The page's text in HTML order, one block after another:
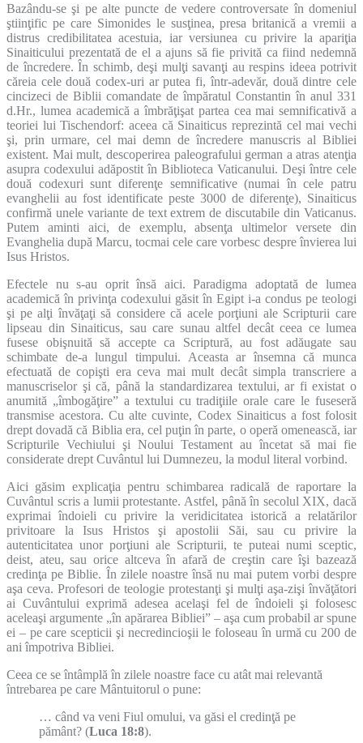
Bazându-se şi pe alte puncte de vedere controversate în domeniul
ştiinţific pe care Simonides le susţinea, presa britanică a vremii a
distrus credibilitatea acestuia, iar versiunea cu privire la apariţia
Sinaiticului prezentată de el a ajuns să fie privită ca fiind nedemnă
de încredere. În schimb, deşi mulţi savanţi au respins ideea potrivit
căreia cele două codex-uri ar putea fi, într-adevăr, două dintre cele
cincizeci de Biblii comandate de împăratul Constantin în anul 331
d.Hr., lumea academică a îmbrăţişat partea cea mai semnificativă a
teoriei lui Tischendorf: aceea că Sinaiticus reprezintă cel mai vechi
şi, prin urmare, cel mai demn de încredere manuscris al Bibliei
existent. Mai mult, descoperirea paleografului german a atras atenţia
asupra codexului adăpostit în Biblioteca Vaticanului. Deşi între cele
două codexuri sunt diferenţe semnificative (numai în cele patru
evanghelii au fost identificate peste 3000 de diferenţe), Sinaiticus
confirmă unele variante de text extrem de discutabile din Vaticanus.
Putem aminti aici, de exemplu, absenţa ultimelor versete din
Evanghelia după Marcu, tocmai cele care vorbesc despre învierea lui
Isus Hristos.
Efectele nu s-au oprit însă aici. Paradigma adoptată de lumea
academică în privinţa codexului găsit în Egipt i-a condus pe teologi
şi pe alţi învăţaţi să considere că acele porţiuni ale Scripturii care
lipseau din Sinaiticus, sau care sunau altfel decât ceea ce lumea
fusese obişnuită să accepte ca Scriptură, au fost adăugate sau
schimbate de-a lungul timpului. Aceasta ar însemna că munca
efectuată de copişti era ceva mai mult decât simpla transcriere a
manuscriselor şi că, până la standardizarea textului, ar fi existat o
anumită „îmbogăţire” a textului cu tradiţiile orale care le fuseseră
transmise acestora. Cu alte cuvinte, Codex Sinaiticus a fost folosit
drept dovadă că Biblia era, cel puţin în parte, o operă omenească, iar
Scripturile Vechiului şi Noului Testament au încetat să mai fie
considerate drept Cuvântul lui Dumnezeu, la modul literal vorbind.
Aici găsim explicaţia pentru schimbarea radicală de raportare la
Cuvântul scris a lumii protestante. Astfel, până în secolul XIX, dacă
exprimai îndoieli cu privire la veridicitatea istorică a relatărilor
privitoare la Isus Hristos şi apostolii Săi, sau cu privire la
autenticitatea unor porţiuni ale Scripturii, te puteai numi sceptic,
deist, ateu, sau orice altceva în afară de creştin care îşi bazează
credinţa pe Biblie. În zilele noastre însă nu mai putem vorbi despre
aşa ceva. Profesori de teologie protestanţi şi mulţi aşa-zişi învăţători
ai Cuvântului exprimă adesea acelaşi fel de îndoieli şi folosesc
aceleaşi argumente „în apărarea Bibliei” – aşa cum probabil ar spune
ei – pe care scepticii şi necredincioşii le foloseau în urmă cu 200 de
ani împotriva Bibliei.
Ceea ce se întâmplă în zilele noastre face cu atât mai relevantă
întrebarea pe care Mântuitorul o pune:
… când va veni Fiul omului, va găsi el credinţă pe
pământ? (Luca 18:8).